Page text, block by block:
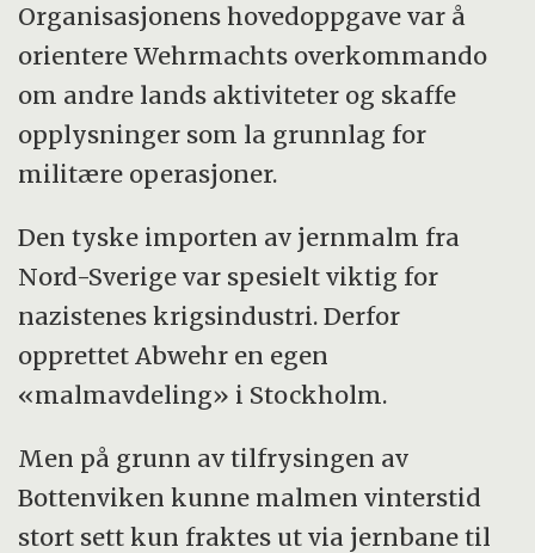
Organisasjonens hovedoppgave var å
orientere Wehrmachts overkommando
om andre lands aktiviteter og skaffe
opplysninger som la grunnlag for
militære operasjoner.
Den tyske importen av jernmalm fra
Nord-Sverige var spesielt viktig for
nazistenes krigsindustri. Derfor
opprettet Abwehr en egen
«malmavdeling» i Stockholm.
Men på grunn av tilfrysingen av
Bottenviken kunne malmen vinterstid
stort sett kun fraktes ut via jernbane til